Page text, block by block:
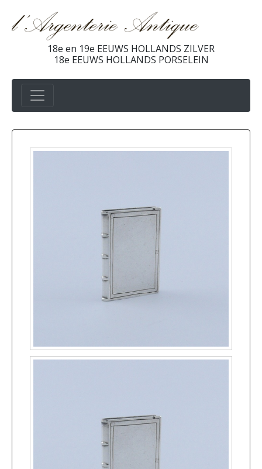
18e en 19e EEUWS HOLLANDS ZILVER
18e EEUWS HOLLANDS PORSELEIN